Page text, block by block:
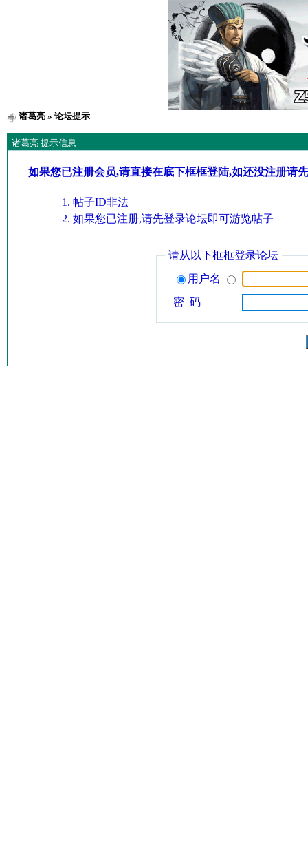
诸葛亮» 论坛提示
诸葛亮 提示信息
如果您已注册会员,请直接在底下框框登陆,如还没注册请
帖子ID非法
如果您已注册,请先登录论坛即可游览帖子
请从以下框框登录论坛
用户名
密 码